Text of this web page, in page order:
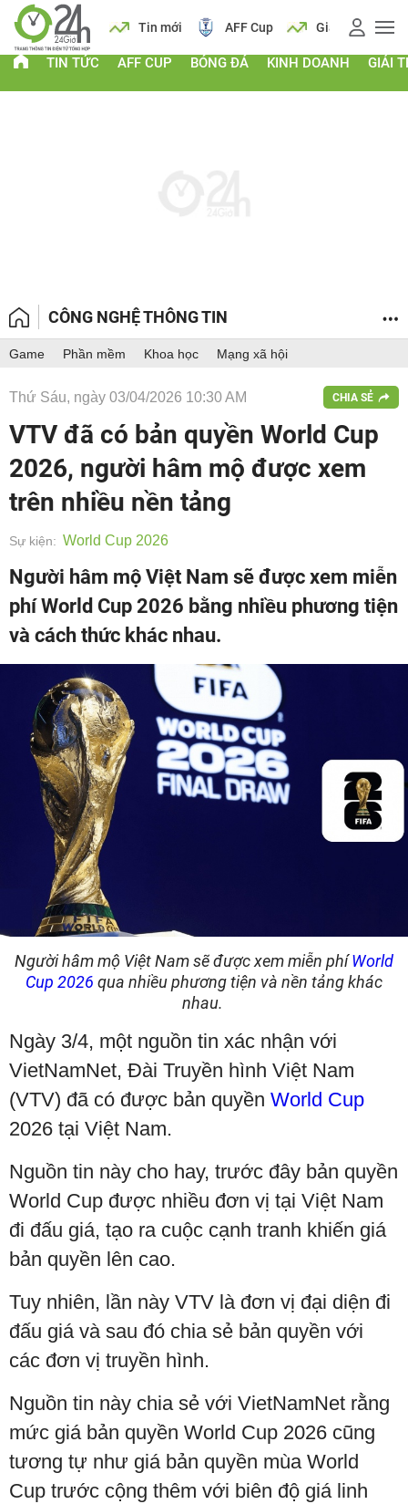
Lịch Tin mới AFF Cup Giá vàng
TIN TỨC AFF CUP BÓNG ĐÁ KINH DOANH GIẢI
CÔNG NGHỆ THÔNG TIN
Game Phần mềm Khoa học Mạng xã hội
Thứ Sáu, ngày 03/04/2026 10:30 AM CHIA SẺ
VTV đã có bản quyền World Cup
2026, người hâm mộ được xem
trên nhiều nền tảng
Sự kiện: World Cup 2026
Người hâm mộ Việt Nam sẽ được xem miễn
phí World Cup 2026 bằng nhiều phương tiện
và cách thức khác nhau.
Người hâm mộ Việt Nam sẽ được xem miễn phíWorld
Cup 2026 qua nhiều phương tiện và nền tảng khác
nhau.
Ngày 3/4, một nguồn tin xác nhận với
VietNamNet, Đài Truyền hình Việt Nam
(VTV) đã có được bản quyền World Cup
2026 tại Việt Nam.
Nguồn tin này cho hay, trước đây bản quyền
World Cup được nhiều đơn vị tại Việt Nam
đi đấu giá, tạo ra cuộc cạnh tranh khiến giá
bản quyền lên cao.
Tuy nhiên, lần này VTV là đơn vị đại diện đi
đấu giá và sau đó chia sẻ bản quyền với
các đơn vị truyền hình.
Nguồn tin này chia sẻ với VietNamNet rằng
mức giá bản quyền World Cup 2026 cũng
tương tự như giá bản quyền mùa World
Cup trước cộng thêm với biên độ giá linh